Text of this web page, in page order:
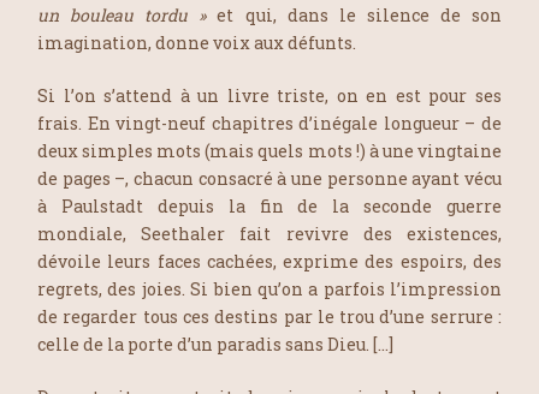
un bouleau tordu »et qui, dans le silence de son
imagination, donne voix aux défunts.
Si l’on s’attend à un livre triste, on en est pour ses
frais. En vingt-neuf chapitres d’inégale longueur – de
deux simples mots (mais quels mots !) à une vingtaine
de pages –, chacun consacré à une personne ayant vécu
à Paulstadt depuis la fin de la seconde guerre
mondiale, Seethaler fait revivre des existences,
dévoile leurs faces cachées, exprime des espoirs, des
regrets, des joies. Si bien qu’on a parfois l’impression
de regarder tous ces destins par le trou d’une serrure :
celle de la porte d’un paradis sans Dieu. […]